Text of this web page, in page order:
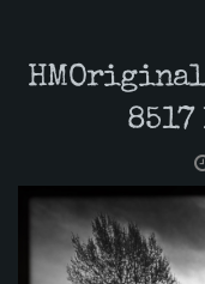
HMOriginal
8517